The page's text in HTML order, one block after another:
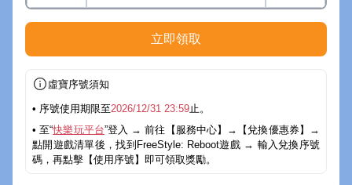
立即領取
虛寶序號須知
• 序號使用期限至2026/12/31 23:59止。
• 至“快樂玩平台”登入 → 前往【服務中心】→【兌換優惠券】→
點開遊戲清單後，找到FreeStyle: Reboot遊戲 → 輸入兌換序號
碼，再點擊【使用序號】即可領取獎勵。